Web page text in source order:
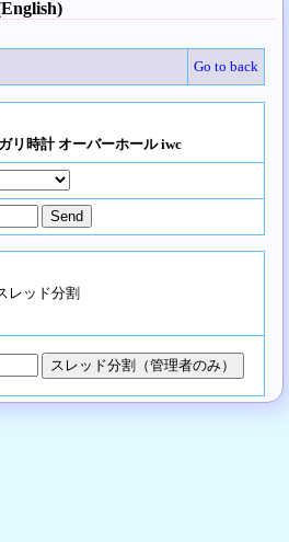
Go to back
リ時計 オーバーホール iwc
レッド分割